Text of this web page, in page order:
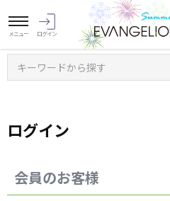
キーワードから探す
ログイン
会員のお客様